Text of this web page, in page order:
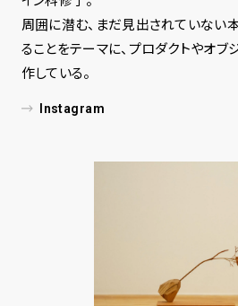
周囲に潜む、まだ見出されていない
ることをテーマに、プロダクトやオ
作している。
Instagram